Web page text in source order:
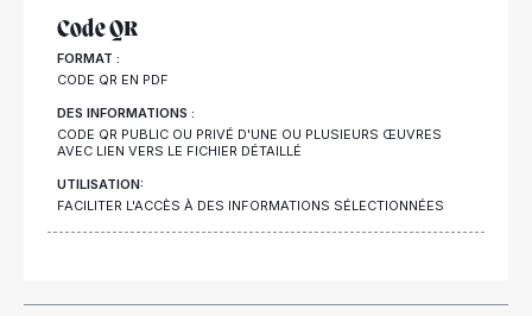
Code QR
CODE QR EN PDF
FORMAT :
CODE QR PUBLIC OU PRIVÉ D'UNE OU PLUSIEURS ŒUVRES
AVEC LIEN VERS LE FICHIER DÉTAILLÉ
DES INFORMATIONS :
FACILITER L'ACCÈS À DES INFORMATIONS SÉLECTIONNÉES
UTILISATION: